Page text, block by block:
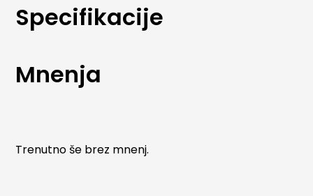
Zaradi visoke kakovosti materialov in natančne
izdelave MAHLE oljni filtri zagotavljajo stabilno
širok nabor osebnih in lahkih gospodarskih vozil ter
izpolnjujejo najvišje zahteve avtomobilskih
Specifikacije
Mnenja
Trenutno še brez mnenj.